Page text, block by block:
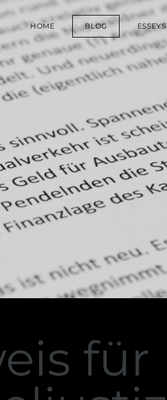
HOME BLOG ESSEYS
für